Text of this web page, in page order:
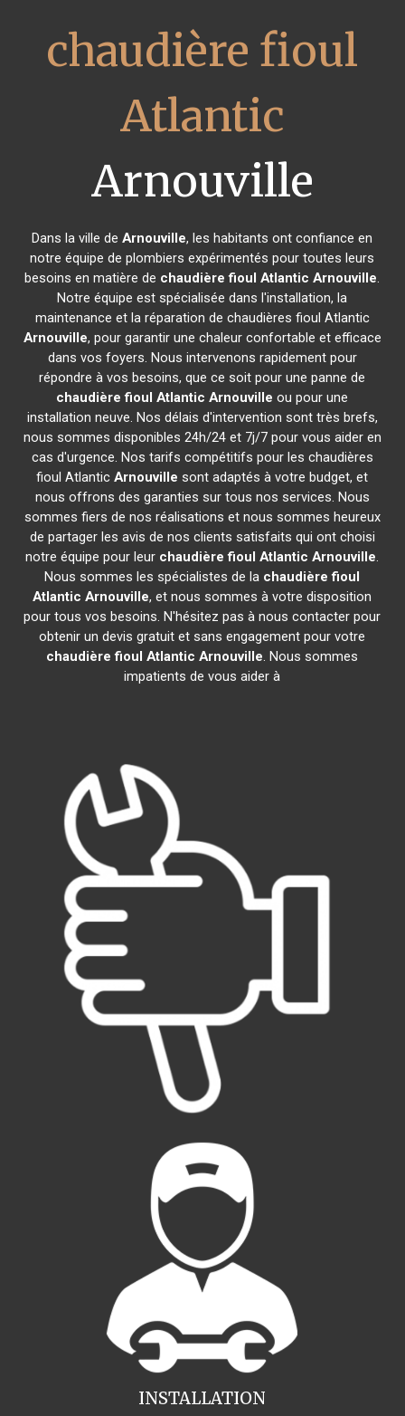
chaudière fioul
Atlantic
Arnouville
Dans la ville deArnouville, les habitants ont confiance en
notre équipe de plombiers expérimentés pour toutes leurs
besoins en matière de chaudière fioul Atlantic Arnouville.
Notre équipe est spécialisée dans l'installation, la
maintenance et la réparation de chaudières fioul Atlantic
Arnouville, pour garantir une chaleur confortable et efficace
dans vos foyers. Nous intervenons rapidement pour
répondre à vos besoins, que ce soit pour une panne de
chaudière fioul Atlantic Arnouville ou pour une
installation neuve. Nos délais d'intervention sont très brefs,
nous sommes disponibles 24h/24 et 7j/7 pour vous aider en
cas d'urgence. Nos tarifs compétitifs pour les chaudières
fioul AtlanticArnouville sont adaptés à votre budget, et
nous offrons des garanties sur tous nos services. Nous
sommes fiers de nos réalisations et nous sommes heureux
de partager les avis de nos clients satisfaits qui ont choisi
notre équipe pour leur chaudière fioul Atlantic Arnouville.
Nous sommes les spécialistes de la chaudière fioul
Atlantic Arnouville, et nous sommes à votre disposition
pour tous vos besoins. N'hésitez pas à nous contacter pour
obtenir un devis gratuit et sans engagement pour votre
chaudière fioul Atlantic Arnouville. Nous sommes
impatients de vous aider à
INSTALLATION